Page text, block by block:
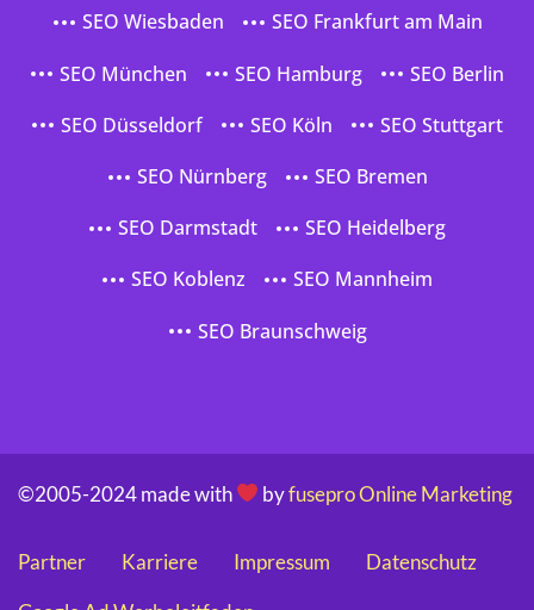
SEO Wiesbaden
SEO Frankfurt am Main
SEO München
SEO Hamburg
SEO Berlin
SEO Düsseldorf
SEO Köln
SEO Stuttgart
SEO Nürnberg
SEO Bremen
SEO Darmstadt
SEO Heidelberg
SEO Koblenz
SEO Mannheim
SEO Braunschweig
©2005-2024 made with byfusepro Online Marketing
Partner Karriere Impressum
Datenschutz